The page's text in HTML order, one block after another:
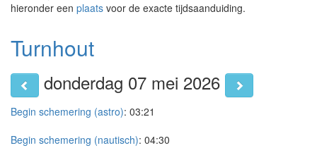
hieronder een plaats voor de exacte tijdsaanduiding.
Turnhout
donderdag 07 mei 2026
Begin schemering (astro): 03:21
Begin schemering (nautisch): 04:30